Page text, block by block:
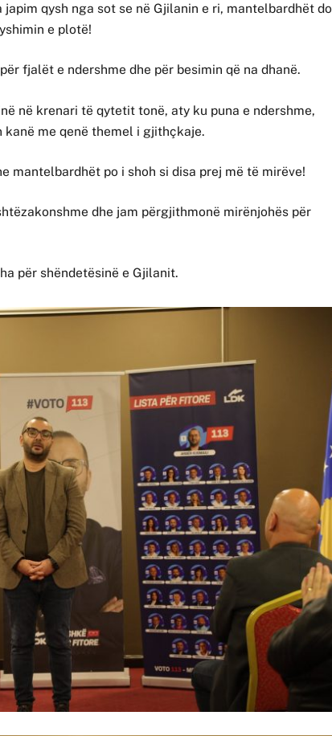
qysh nga sot se në Gjilanin e ri, mantelbardhët do
e plotë!
fjalët e ndershme dhe për besimin që na dhanë.
në krenari të qytetit tonë, aty ku puna e ndershme,
kanë me qenë themel i gjithçkaje.
mantelbardhët po i shoh si disa prej më të mirëve!
dhe jam përgjithmonë mirënjohës për
për shëndetësinë e Gjilanit.